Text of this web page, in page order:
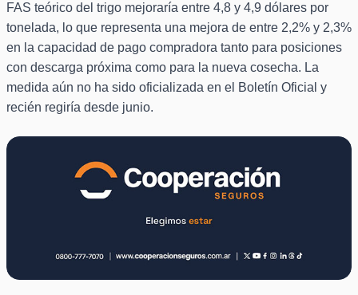
FAS teórico del trigo mejoraría entre 4,8 y 4,9 dólares por
tonelada, lo que representa una mejora de entre 2,2% y 2,3%
en la capacidad de pago compradora tanto para posiciones
con descarga próxima como para la nueva cosecha. La
medida aún no ha sido oficializada en el Boletín Oficial y
recién regiría desde junio.